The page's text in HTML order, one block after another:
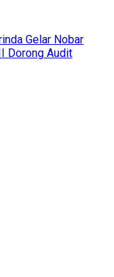
Gelar Nobar
Dorong Audit